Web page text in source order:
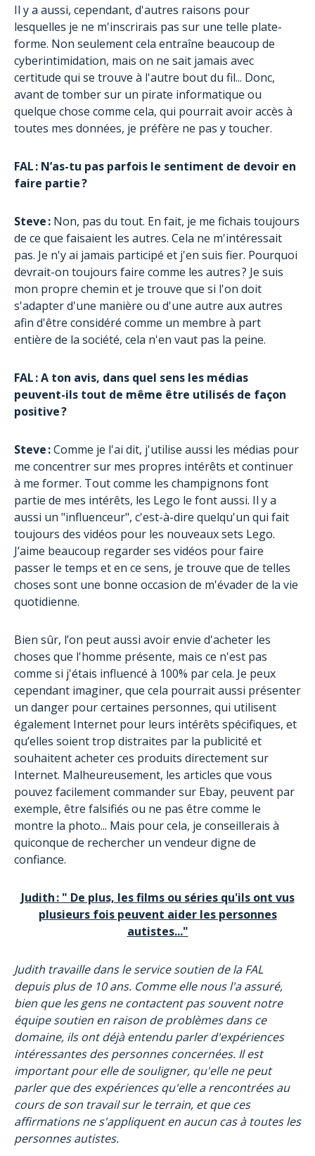
Il y a aussi, cependant, d'autres raisons pour
lesquelles je ne m'inscrirais pas sur une telle plate-
forme. Non seulement cela entraîne beaucoup de
cyberintimidation, mais on ne sait jamais avec
certitude qui se trouve à l'autre bout du fil... Donc,
avant de tomber sur un pirate informatique ou
quelque chose comme cela, qui pourrait avoir accès à
toutes mes données, je préfère ne pas y toucher.
FAL : N’as-tu pas parfois le sentiment de devoir en
faire partie ?
Steve : Non, pas du tout. En fait, je me fichais toujours
de ce que faisaient les autres. Cela ne m'intéressait
pas. Je n'y ai jamais participé et j'en suis fier. Pourquoi
devrait-on toujours faire comme les autres ? Je suis
mon propre chemin et je trouve que si l'on doit
s'adapter d'une manière ou d'une autre aux autres
afin d'être considéré comme un membre à part
entière de la société, cela n'en vaut pas la peine.
FAL : A ton avis, dans quel sens les médias
peuvent-ils tout de même être utilisés de façon
positive ?
Steve :Comme je l'ai dit, j'utilise aussi les médias pour
me concentrer sur mes propres intérêts et continuer
à me former. Tout comme les champignons font
partie de mes intérêts, les Lego le font aussi. Il y a
aussi un "influenceur", c'est-à-dire quelqu'un qui fait
toujours des vidéos pour les nouveaux sets Lego.
J’aime beaucoup regarder ses vidéos pour faire
passer le temps et en ce sens, je trouve que de telles
choses sont une bonne occasion de m'évader de la vie
quotidienne.
Bien sûr, l’on peut aussi avoir envie d'acheter les
choses que l'homme présente, mais ce n'est pas
comme si j'étais influencé à 100% par cela. Je peux
cependant imaginer, que cela pourrait aussi présenter
un danger pour certaines personnes, qui utilisent
également Internet pour leurs intérêts spécifiques, et
qu’elles soient trop distraites par la publicité et
souhaitent acheter ces produits directement sur
Internet. Malheureusement, les articles que vous
pouvez facilement commander sur Ebay, peuvent par
exemple, être falsifiés ou ne pas être comme le
montre la photo... Mais pour cela, je conseillerais à
quiconque de rechercher un vendeur digne de
confiance.
Judith : " De plus, les films ou séries qu'ils ont vus
plusieurs fois peuvent aider les personnes
autistes..."
Judith travaille dans le service soutien de la FAL
depuis plus de 10 ans. Comme elle nous l'a assuré,
bien que les gens ne contactent pas souvent notre
équipe soutien en raison de problèmes dans ce
domaine, ils ont déjà entendu parler d'expériences
intéressantes des personnes concernées. Il est
important pour elle de souligner, qu'elle ne peut
parler que des expériences qu'elle a rencontrées au
cours de son travail sur le terrain, et que ces
affirmations ne s'appliquent en aucun cas à toutes les
personnes autistes.